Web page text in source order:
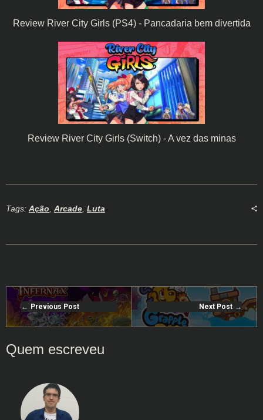
Review River City Girls (PS4) - Pancadaria bem divertida
Review River City Girls (Switch) - A vez das minas
Tags: Ação Arcade Luta
Previous Post Next Post